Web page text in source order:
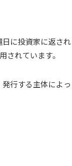
に投資家に返され
れています。
行する主体によっ